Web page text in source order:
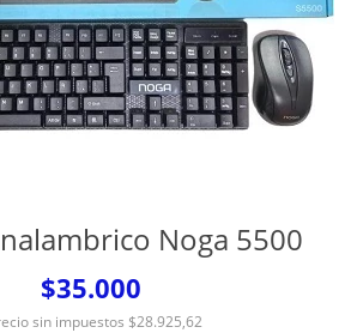
Noga 5500
$35.000
sin impuestos $28.925,62